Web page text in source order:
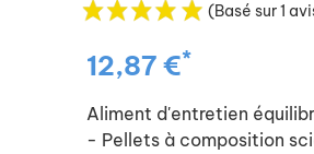
(Basé sur 1
12,87 €*
Aliment d'entretien
- Pellets à composition